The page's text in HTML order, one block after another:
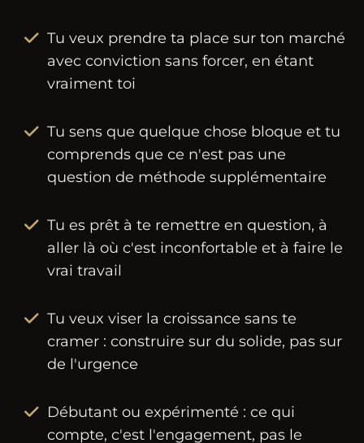
Tu veux prendre ta place sur ton marché
avec conviction sans forcer, en étant
vraiment toi
Tu sens que quelque chose bloque et tu
comprends que ce n'est pas une
question de méthode supplémentaire
Tu es prêt à te remettre en question, à
aller là où c'est inconfortable et à faire le
vrai travail
Tu veux viser la croissance sans te
cramer : construire sur du solide, pas sur
de l'urgence
Débutant ou expérimenté : ce qui
compte, c'est l'engagement, pas le